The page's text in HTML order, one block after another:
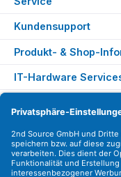
Kundensupport
Produkt- & Shop-
IT-Hardware
Versandarten
Zahlungsarten